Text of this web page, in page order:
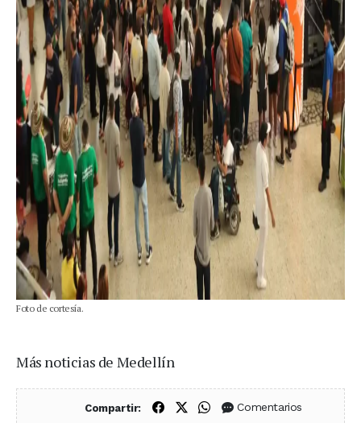
Foto de cortesía.
Más noticias de Medellín
Compartir: Compartir en Facebook
Compartir en X (Twitter)
Compartir en WhatsApp
Comentarios